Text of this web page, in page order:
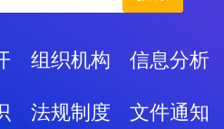
组织机构 信息分析
法规制度 文件通知